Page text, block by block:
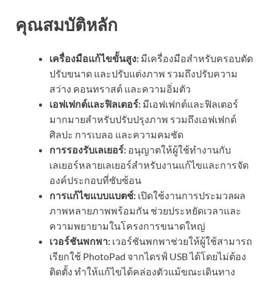
คุณสมบัติหลัก
เครื่องมือแก้ไขขั้นสูง: มีเครื่องมือสำหรับครอบตัด
ปรับขนาด และปรับแต่งภาพ รวมถึงปรับความ
สว่าง คอนทราสต์ และความอิ่มตัว
เอฟเฟกต์และฟิลเตอร์: มีเอฟเฟกต์และฟิลเตอร์
มากมายสำหรับปรับปรุงภาพ รวมถึงเอฟเฟกต์
ศิลปะ การเบลอ และความคมชัด
การรองรับเลเยอร์: อนุญาตให้ผู้ใช้ทำงานกับ
เลเยอร์หลายเลเยอร์สำหรับงานแก้ไขและการจัด
องค์ประกอบที่ซับซ้อน
การแก้ไขแบบแบตช์: เปิดใช้งานการประมวลผล
ภาพหลายภาพพร้อมกัน ช่วยประหยัดเวลาและ
ความพยายามในโครงการขนาดใหญ่
เวอร์ชันพกพา: เวอร์ชันพกพาช่วยให้ผู้ใช้สามารถ
เรียกใช้ PhotoPad จากไดรฟ์ USB ได้โดยไม่ต้อง
ติดตั้ง ทำให้แก้ไขได้คล่องตัวแม้ขณะเดินทาง